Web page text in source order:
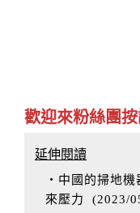
歡迎來粉絲團按
延伸閱讀
‧中國的掃地機
來壓力
(2023/